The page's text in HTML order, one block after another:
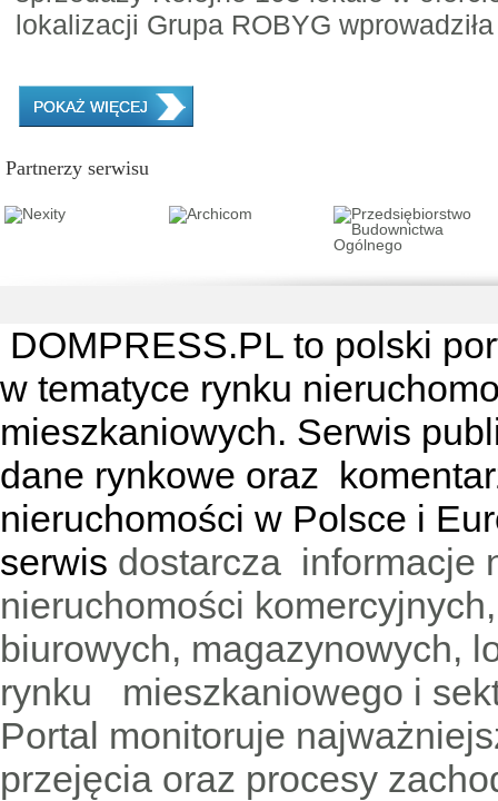
lokalizacji Grupa ROBYG
POKAŻ WIĘCEJ
Partnerzy serwisu
DOMPRESS.PL to polski
w tematyce rynku
mieszkaniowych. Serwis
dane rynkowe oraz
nieruchomości w Polsce i
serwis dostarcza informacje
nieruchomości
biurowych, magazynowych,
rynku mieszkaniowego i
Portal monitoruje
przejęcia oraz procesy